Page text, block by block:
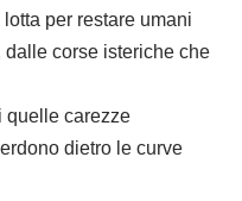
per restare umani
corse isteriche che
quelle carezze
dietro le curve